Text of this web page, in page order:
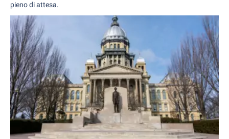
pieno di attesa.